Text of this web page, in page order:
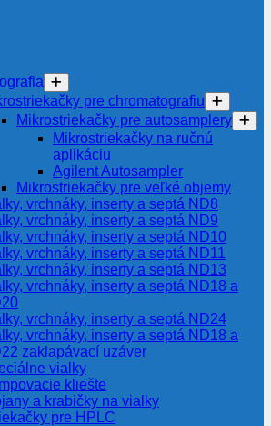
pre chromatografiu
Mikrostriekačky pre autosamplery
Mikrostriekačky na ručnú
aplikáciu
Agilent Autosampler
Mikrostriekačky pre veľké objemy
vrchnáky, inserty a septá ND8
vrchnáky, inserty a septá ND9
vrchnáky, inserty a septá ND10
vrchnáky, inserty a septá ND11
vrchnáky, inserty a septá ND13
vrchnáky, inserty a septá ND18 a
vrchnáky, inserty a septá ND24
vrchnáky, inserty a septá ND18 a
zaklapávací uzáver
vialky
kliešte
a krabičky na vialky
pre HPLC